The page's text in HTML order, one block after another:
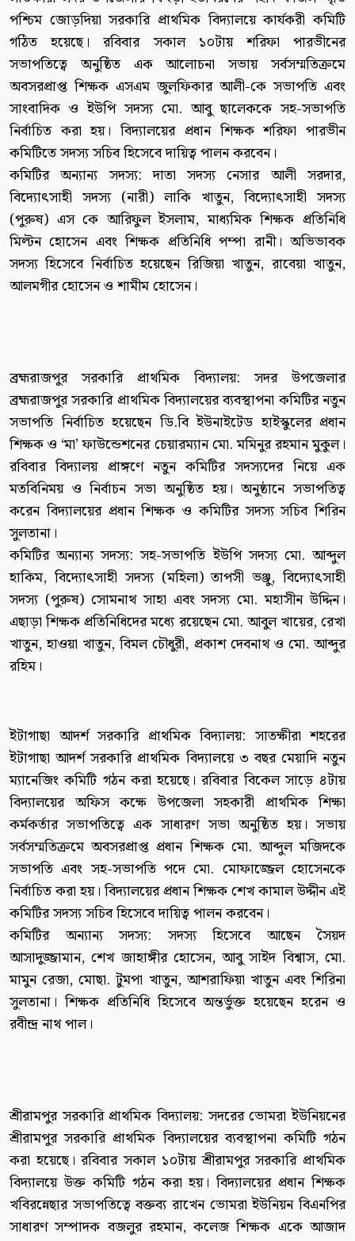
পশ্চিম জোড়দিয়া সরকারি প্রাথমিক বিদ্যালয়ে কার্যকরী কমিটি
গঠিত হয়েছে। রবিবার সকাল ১০টায় শরিফা পারভীনের
সভাপতিত্বে অনুষ্ঠিত এক আলোচনা সভায় সর্বসম্মতিক্রমে
অবসরপ্রাপ্ত শিক্ষক এসএম জুলফিকার আলী-কে সভাপতি এবং
সাংবাদিক ও ইউপি সদস্য মো. আবু ছালেককে সহ-সভাপতি
নির্বাচিত করা হয়। বিদ্যালয়ের প্রধান শিক্ষক শরিফা পারভীন
কমিটিতে সদস্য সচিব হিসেবে দায়িত্ব পালন করবেন।
কমিটির অন্যান্য সদস্য: দাতা সদস্য নেসার আলী সরদার,
বিদ্যোৎসাহী সদস্য (নারী) লাকি খাতুন, বিদ্যোৎসাহী সদস্য
(পুরুষ) এস কে আরিফুল ইসলাম, মাধ্যমিক শিক্ষক প্রতিনিধি
মিল্টন হোসেন এবং শিক্ষক প্রতিনিধি পম্পা রানী। অভিভাবক
সদস্য হিসেবে নির্বাচিত হয়েছেন রিজিয়া খাতুন, রাবেয়া খাতুন,
আলমগীর হোসেন ও শামীম হোসেন।
ব্রহ্মরাজপুর সরকারি প্রাথমিক বিদ্যালয়: সদর উপজেলার
ব্রহ্মরাজপুর সরকারি প্রাথমিক বিদ্যালয়ের ব্যবস্থাপনা কমিটির নতুন
সভাপতি নির্বাচিত হয়েছেন ডি.বি ইউনাইটেড হাইস্কুলের প্রধান
শিক্ষক ও ‘মা’ ফাউন্ডেশনের চেয়ারম্যান মো. মমিনুর রহমান মুকুল।
রবিবার বিদ্যালয় প্রাঙ্গণে নতুন কমিটির সদস্যদের নিয়ে এক
মতবিনিময় ও নির্বাচন সভা অনুষ্ঠিত হয়। অনুষ্ঠানে সভাপতিত্ব
করেন বিদ্যালয়ের প্রধান শিক্ষক ও কমিটির সদস্য সচিব শিরিন
সুলতানা।
কমিটির অন্যান্য সদস্য: সহ-সভাপতি ইউপি সদস্য মো. আব্দুল
হাকিম, বিদ্যোৎসাহী সদস্য (মহিলা) তাপসী ভঞ্জু, বিদ্যোৎসাহী
সদস্য (পুরুষ) সোমনাথ সাহা এবং সদস্য মো. মহাসীন উদ্দিন।
এছাড়া শিক্ষক প্রতিনিধিদের মধ্যে রয়েছেন মো. আবুল খায়ের, রেখা
খাতুন, হাওয়া খাতুন, বিমল চৌধুরী, প্রকাশ দেবনাথ ও মো. আব্দুর
রহিম।
ইটাগাছা আদর্শ সরকারি প্রাথমিক বিদ্যালয়: সাতক্ষীরা শহরের
ইটাগাছা আদর্শ সরকারি প্রাথমিক বিদ্যালয়ে ৩ বছর মেয়াদি নতুন
ম্যানেজিং কমিটি গঠন করা হয়েছে। রবিবার বিকেল সাড়ে ৪টায়
বিদ্যালয়ের অফিস কক্ষে উপজেলা সহকারী প্রাথমিক শিক্ষা
কর্মকর্তার সভাপতিত্বে এক সাধারণ সভা অনুষ্ঠিত হয়। সভায়
সর্বসম্মতিক্রমে অবসরপ্রাপ্ত প্রধান শিক্ষক মো. আব্দুল মজিদকে
সভাপতি এবং সহ-সভাপতি পদে মো. মোফাজ্জেল হোসেনকে
নির্বাচিত করা হয়। বিদ্যালয়ের প্রধান শিক্ষক শেখ কামাল উদ্দীন এই
কমিটির সদস্য সচিব হিসেবে দায়িত্ব পালন করবেন।
কমিটির অন্যান্য সদস্য: সদস্য হিসেবে আছেন সৈয়দ
আসাদুজ্জামান, শেখ জাহাঙ্গীর হোসেন, আবু সাইদ বিশ্বাস, মো.
মামুন রেজা, মোছা. টুমপা খাতুন, আশরাফিয়া খাতুন এবং শিরিনা
সুলতানা। শিক্ষক প্রতিনিধি হিসেবে অন্তর্ভুক্ত হয়েছেন হরেন ও
রবীন্দ্র নাথ পাল।
শ্রীরামপুর সরকারি প্রাথমিক বিদ্যালয়: সদরের ভোমরা ইউনিয়নের
শ্রীরামপুর সরকারি প্রাথমিক বিদ্যালয়ের ব্যবস্থাপনা কমিটি গঠন
করা হয়েছে। রবিবার সকাল ১০টায় শ্রীরামপুর সরকারি প্রাথমিক
বিদ্যালয়ে উক্ত কমিটি গঠন করা হয়। বিদ্যালয়ের প্রধান শিক্ষক
খবিরন্নেছার সভাপতিত্বে বক্তব্য রাখেন ভোমরা ইউনিয়ন বিএনপির
সাধারণ সম্পাদক বজলুর রহমান, কলেজ শিক্ষক একে আজাদ